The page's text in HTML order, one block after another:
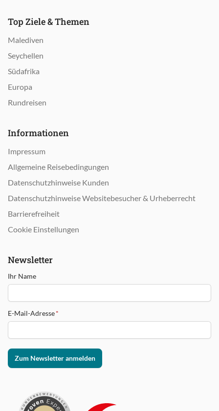
Top Ziele & Themen
Malediven
Seychellen
Südafrika
Europa
Rundreisen
Informationen
Impressum
Allgemeine Reisebedingungen
Datenschutzhinweise Kunden
Datenschutzhinweise Websitebesucher & Urheberrecht
Barrierefreiheit
Cookie Einstellungen
Newsletter
Ihr Name
E-Mail-Adresse*
Zum Newsletter anmelden